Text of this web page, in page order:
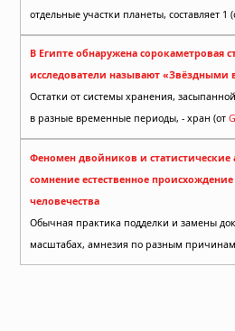
отдельные участки планеты, составляет 1
В Египте обнаружена сорокаметровая
исследователи называют «Звёздными
Остатки от системы хранения,
в разные временные периоды, - хран (от
Феномен двойников и статистические
сомнение естественное
человечества
Обычная практика подделки и замены